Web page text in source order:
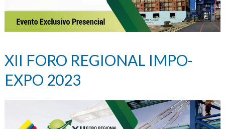
XII FORO REGIONAL IMPO-
EXPO 2023